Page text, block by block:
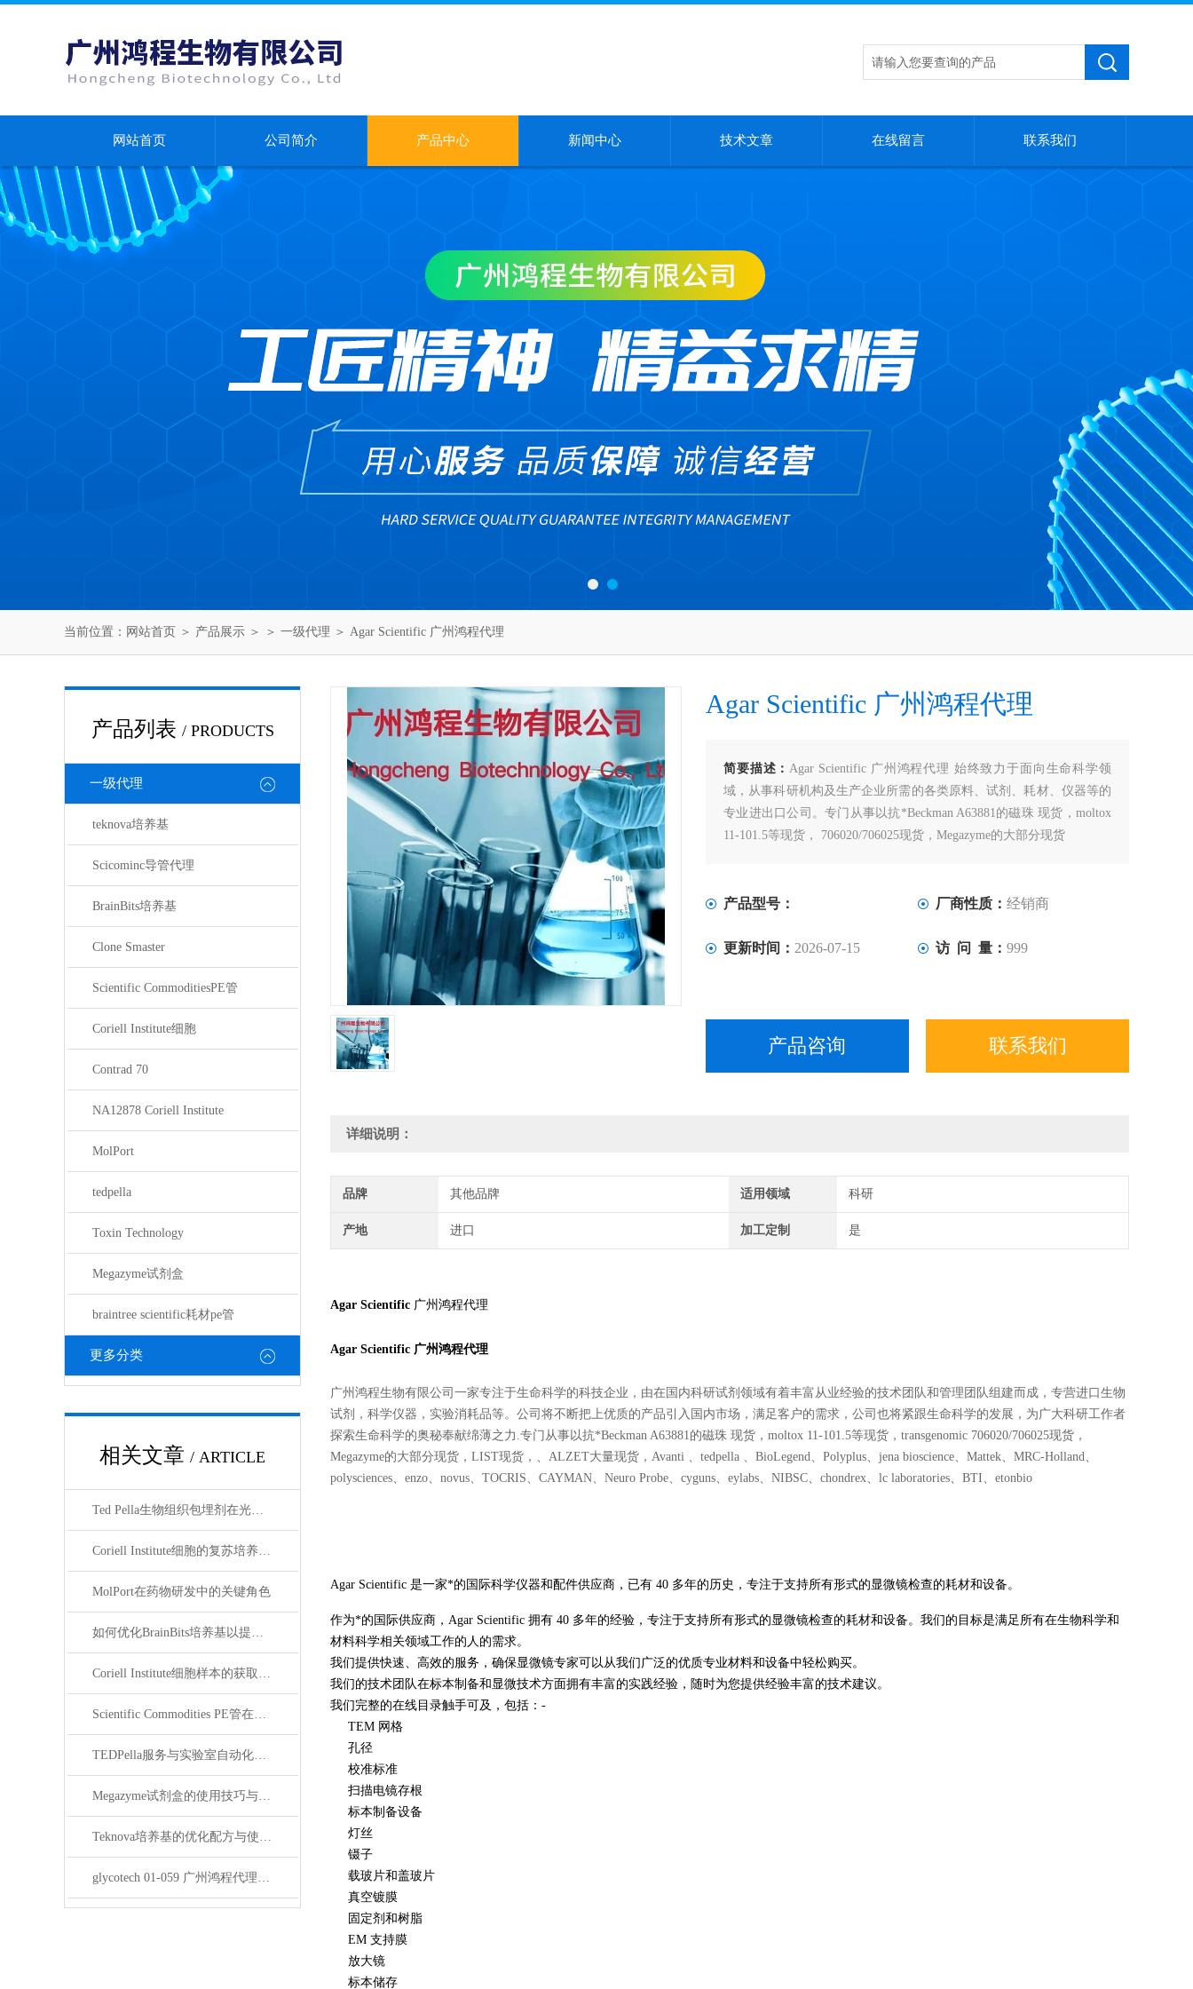
网站首页 公司简介 产品中心 新闻中心 技术文章 在线留言 联系我们
当前位置： 网站首页 ＞ 产品展示 ＞ ＞ 一级代理 ＞ Agar Scientific 广州鸿程代理
产品列表 / PRODUCTS
一级代理
teknova培养基
Scicominc导管代理
BrainBits培养基
Clone Smaster
Scientific CommoditiesPE管
Coriell Institute细胞
Contrad 70
NA12878 Coriell Institute
MolPort
tedpella
Toxin Technology
Megazyme试剂盒
braintree scientific耗材pe管
更多分类
相关文章 / ARTICLE
Ted Pella生物组织包埋剂在光镜与电镜联用技术中的应用
Coriell Institute细胞的复苏培养与质量控制规范
MolPort在药物研发中的关键角色
如何优化BrainBits培养基以提高实验效果？
Coriell Institute细胞样本的获取与应用指南
Scientific Commodities PE管在环保实验中的作用
TEDPella服务与实验室自动化设备的整合
Megazyme试剂盒的使用技巧与实验优化方法
Teknova培养基的优化配方与使用技巧
glycotech 01-059 广州鸿程代理：开启糖生物学研究新征程
Agar Scientific 广州鸿程代理
简要描述：Agar Scientific 广州鸿程代理 始终致力于面向生命科学领
域，从事科研机构及生产企业所需的各类原料、试剂、耗材、仪器等的
专业进出口公司。专门从事以抗*Beckman A63881的磁珠 现货，moltox
11-101.5等现货， 706020/706025现货，Megazyme的大部分现货
产品型号： 厂商性质： 经销商
更新时间： 2026-07-15 访 问 量： 999
产品咨询 联系我们
详细说明：
品牌 其他品牌 适用领域 科研
产地 进口 加工定制 是
Agar Scientific 广州鸿程代理
Agar Scientific 广州鸿程代理
广州鸿程生物有限公司一家专注于生命科学的科技企业，由在国内科研试剂领域有着丰富从业经验的技术团队和管理团队组建而成，专营进口生物
试剂，科学仪器，实验消耗品等。公司将不断把上优质的产品引入国内市场，满足客户的需求，公司也将紧跟生命科学的发展，为广大科研工作者
探索生命科学的奥秘奉献绵薄之力.专门从事以抗*Beckman A63881的磁珠 现货，moltox 11-101.5等现货，transgenomic 706020/706025现货，
Megazyme的大部分现货，LIST现货，、ALZET大量现货，Avanti 、tedpella 、BioLegend、Polyplus、jena bioscience、Mattek、MRC-Holland、
polysciences、enzo、novus、TOCRIS、CAYMAN、Neuro Probe、cyguns、eylabs、NIBSC、chondrex、lc laboratories、BTI、etonbio
Agar Scientific 是一家*的国际科学仪器和配件供应商，已有 40 多年的历史，专注于支持所有形式的显微镜检查的耗材和设备。
作为*的国际供应商，Agar Scientific 拥有 40 多年的经验，专注于支持所有形式的显微镜检查的耗材和设备。我们的目标是满足所有在生物科学和
材料科学相关领域工作的人的需求。
我们提供快速、高效的服务，确保显微镜专家可以从我们广泛的优质专业材料和设备中轻松购买。
我们的技术团队在标本制备和显微技术方面拥有丰富的实践经验，随时为您提供经验丰富的技术建议。
我们完整的在线目录触手可及，包括：-
TEM 网格
孔径
校准标准
扫描电镜存根
标本制备设备
灯丝
镊子
载玻片和盖玻片
真空镀膜
固定剂 和树脂
EM 支持膜
放大镜
标本储存